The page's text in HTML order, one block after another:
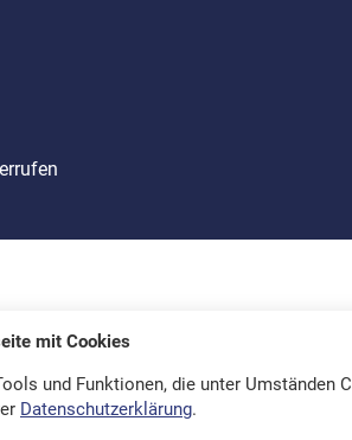
mit Cookies
und Funktionen, die unter Umständen
Datenschutzerklärung.